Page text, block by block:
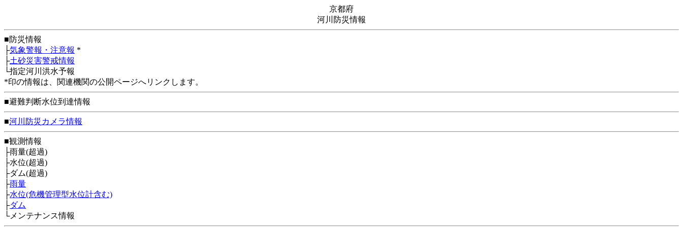
京都府
河川防災情報
■防災情報
├気象警報・注意報 *
├土砂災害警戒情報
└指定河川洪水予報
*印の情報は、関連機関の公開ページへリンクします。
■避難判断水位到達情報
■河川防災カメラ情報
■観測情報
├雨量(超過)
├水位(超過)
├ダム(超過)
├雨量
├水位(危機管理型水位計含む)
├ダム
└メンテナンス情報